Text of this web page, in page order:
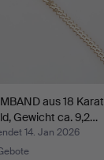
aus 18 Karat
Gewicht ca. 9,2…
14. Jan 2026